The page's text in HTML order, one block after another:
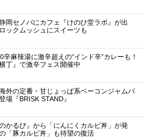
岡セノバにカフェ『けのひ堂ラボ』が出
ックムッシュにスイーツも
辛麻辣湯に激辛超えの“インド辛”カレーも！
丁』で激辛フェス開催中
外の定番・甘じょっぱ系ベーコンジャムバ
場『BRISK STAND』
のかるび』から「にんにくカルビ丼」が発
「豚カルビ丼」も待望の復活